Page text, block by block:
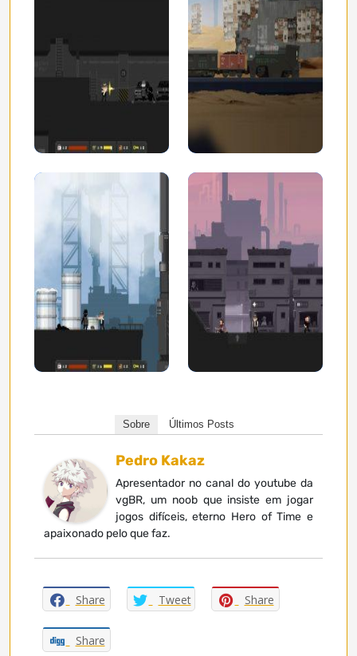
Sobre Últimos Posts
Pedro Kakaz
Apresentador no canal do youtube da
vgBR, um noob que insiste em jogar
jogos difíceis, eterno Hero of Time e
apaixonado pelo que faz.
Share Tweet Share
Share